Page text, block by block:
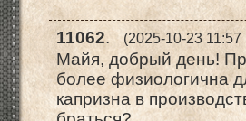
11062. (2025-10-23 11:57
Майя, добрый день!
более физиологична
капризна в